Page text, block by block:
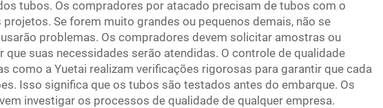
tubos. Os compradores por atacado precisam de tubos com o
Se forem muito grandes ou pequenos demais, não se
problemas. Os compradores devem solicitar amostras ou
suas necessidades serão atendidas. O controle de qualidade
como a Yuetai realizam verificações rigorosas para garantir que cada
Isso significa que os tubos são testados antes do embarque. Os
investigar os processos de qualidade de qualquer empresa.